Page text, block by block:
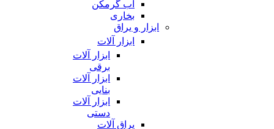
آب گرمکن
بخاری
ابزار و یراق
ابزار آلات
ابزار آلات
برقی
ابزار آلات
بنایی
ابزار آلات
دستی
یراق آلات